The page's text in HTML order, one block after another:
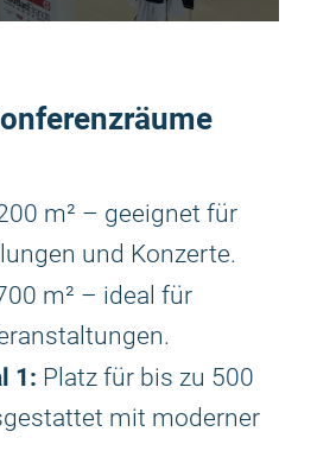
m² – geeignet für
und Konzerte.
m² – ideal für
1: Platz für bis zu 500
mit moderner